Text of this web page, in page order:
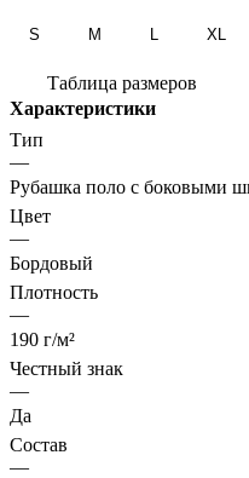
S M XL
Таблица размеров
Характеристики
Тип
—
Рубашка поло с боковыми
Цвет
—
Бордовый
Плотность
—
190 г/м²
Честный знак
—
Да
Состав
—